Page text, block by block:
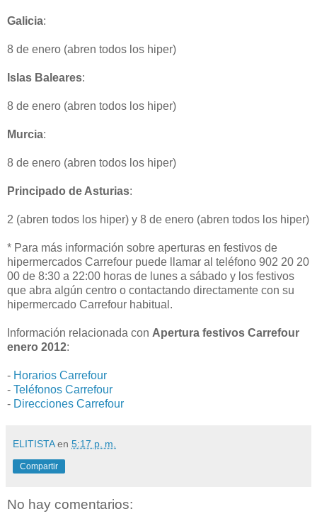
Galicia:
8 de enero (abren todos los hiper)
Islas Baleares:
8 de enero (abren todos los hiper)
Murcia:
8 de enero (abren todos los hiper)
Principado de Asturias:
2 (abren todos los hiper) y 8 de enero (abren todos los hiper)
* Para más información sobre aperturas en festivos de
hipermercados Carrefour puede llamar al teléfono 902 20 20
00 de 8:30 a 22:00 horas de lunes a sábado y los festivos
que abra algún centro o contactando directamente con su
hipermercado Carrefour habitual.
Información relacionada con Apertura festivos Carrefour
enero 2012:
- Horarios Carrefour
- Teléfonos Carrefour
- Direcciones Carrefour
ELITISTA en 5:17 p. m.
Compartir
No hay comentarios: